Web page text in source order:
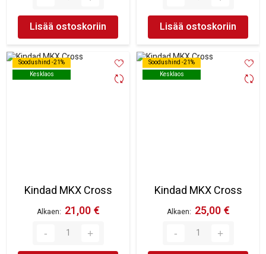
Lisää ostoskoriin Lisää ostoskoriin
Soodushind -21%
Kesklaos
Soodushind -21%
Kesklaos
Kindad MKX Cross
Alkaen 21,00 €
Soodushind -21%
Kesklaos
Soodushind -21%
Kesklaos
Kindad MKX Cross
Alkaen 25,00 €